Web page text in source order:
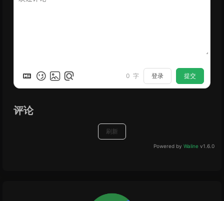
0 字 登录 提交
评论
刷新
Powered by Waline v1.6.0